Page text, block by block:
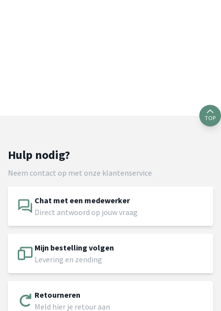
TOP
Hulp nodig?
Neem contact op met onze klantenservice
Chat met een medewerker
Direct antwoord op jouw vraag
Mijn bestelling volgen
Levering en zending
Retourneren
Meld hier je retour aan